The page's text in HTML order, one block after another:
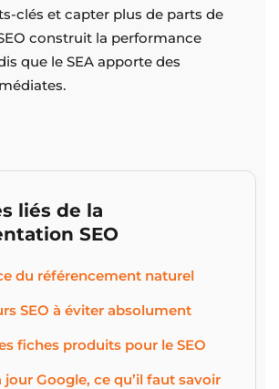
clés et capter plus de parts de
construit la performance
que le SEA apporte des
liés de la
SEO
du référencement naturel
SEO à éviter absolument
fiches produits pour le SEO
jour Google, ce qu’il faut savoir